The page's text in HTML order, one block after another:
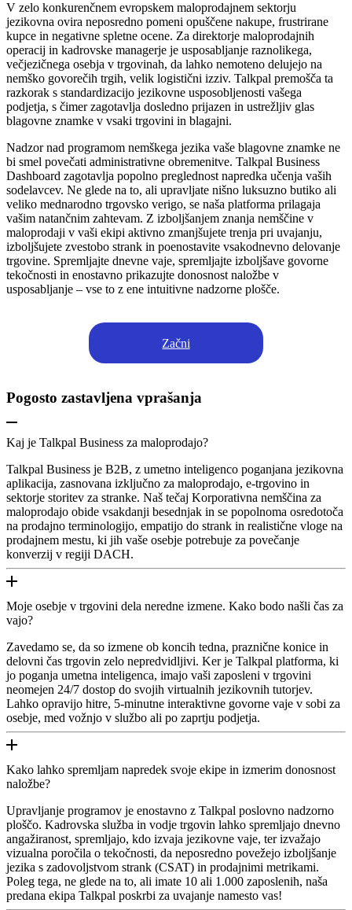
V zelo konkurenčnem evropskem maloprodajnem sektorju
jezikovna ovira neposredno pomeni opuščene nakupe, frustrirane
kupce in negativne spletne ocene. Za direktorje maloprodajnih
operacij in kadrovske managerje je usposabljanje raznolikega,
večjezičnega osebja v trgovinah, da lahko nemoteno delujejo na
nemško govorečih trgih, velik logistični izziv. Talkpal premošča ta
razkorak s standardizacijo jezikovne usposobljenosti vašega
podjetja, s čimer zagotavlja dosledno prijazen in ustrežljiv glas
blagovne znamke v vsaki trgovini in blagajni.
Nadzor nad programom nemškega jezika vaše blagovne znamke ne
bi smel povečati administrativne obremenitve. Talkpal Business
Dashboard zagotavlja popolno preglednost napredka učenja vaših
sodelavcev. Ne glede na to, ali upravljate nišno luksuzno butiko ali
veliko mednarodno trgovsko verigo, se naša platforma prilagaja
vašim natančnim zahtevam. Z izboljšanjem znanja nemščine v
maloprodaji v vaši ekipi aktivno zmanjšujete trenja pri uvajanju,
izboljšujete zvestobo strank in poenostavite vsakodnevno delovanje
trgovine. Spremljajte dnevne vaje, spremljajte izboljšave govorne
tekočnosti in enostavno prikazujte donosnost naložbe v
usposabljanje – vse to z ene intuitivne nadzorne plošče.
Začni
Pogosto zastavljena vprašanja
Kaj je Talkpal Business za maloprodajo?
Talkpal Business je B2B, z umetno inteligenco poganjana jezikovna
aplikacija, zasnovana izključno za maloprodajo, e-trgovino in
sektorje storitev za stranke. Naš tečaj Korporativna nemščina za
maloprodajo obide vsakdanji besednjak in se popolnoma osredotoča
na prodajno terminologijo, empatijo do strank in realistične vloge na
prodajnem mestu, ki jih vaše osebje potrebuje za povečanje
konverzij v regiji DACH.
Moje osebje v trgovini dela neredne izmene. Kako bodo našli čas za
vajo?
Zavedamo se, da so izmene ob koncih tedna, praznične konice in
delovni čas trgovin zelo nepredvidljivi. Ker je Talkpal platforma, ki
jo poganja umetna inteligenca, imajo vaši zaposleni v trgovini
neomejen 24/7 dostop do svojih virtualnih jezikovnih tutorjev.
Lahko opravijo hitre, 5-minutne interaktivne govorne vaje v sobi za
osebje, med vožnjo v službo ali po zaprtju podjetja.
Kako lahko spremljam napredek svoje ekipe in izmerim donosnost
naložbe?
Upravljanje programov je enostavno z Talkpal poslovno nadzorno
ploščo. Kadrovska služba in vodje trgovin lahko spremljajo dnevno
angažiranost, spremljajo, kdo izvaja jezikovne vaje, ter izvažajo
vizualna poročila o tekočnosti, da neposredno povežejo izboljšanje
jezika s zadovoljstvom strank (CSAT) in prodajnimi metrikami.
Poleg tega, ne glede na to, ali imate 10 ali 1.000 zaposlenih, naša
predana ekipa Talkpal poskrbi za uvajanje namesto vas!